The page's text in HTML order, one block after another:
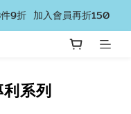
9折  加入會員再折150
系列